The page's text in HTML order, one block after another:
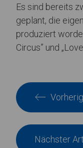
Es sind bereits
geplant, die
produziert
Circus” und
Nächster